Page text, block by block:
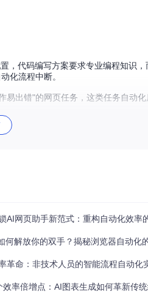
，代码编写方案要求专业编程知识
化流程中断。
出错"的网页任务，这类任务自动
以上
构建无人值守的数据采集系统，行政
速度从1天缩短至2小时。
AI网页助手新范式：重构自动化效率
何解放你的双手？揭秘浏览器自动化
革命：非技术人员的智能流程自动化实战指南
效率倍增点：AI图表生成如何革新传